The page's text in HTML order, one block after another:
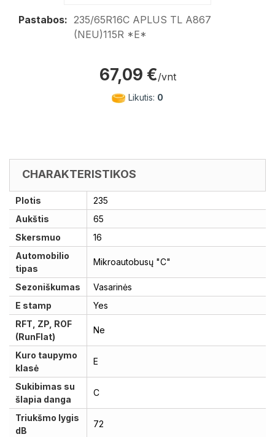
Pastabos: 235/65R16C APLUS TL A867
(NEU)115R *E*
67,09 €/vnt
Likutis: 0
CHARAKTERISTIKOS
Plotis
235
Aukštis
65
Skersmuo
16
Automobilio
tipas
Mikroautobusų "C"
Sezoniškumas
Vasarinės
E stamp
Yes
RFT, ZP, ROF
(RunFlat)
Ne
Kuro taupymo
klasė
E
Sukibimas su
šlapia danga
C
Triukšmo lygis
dB
72